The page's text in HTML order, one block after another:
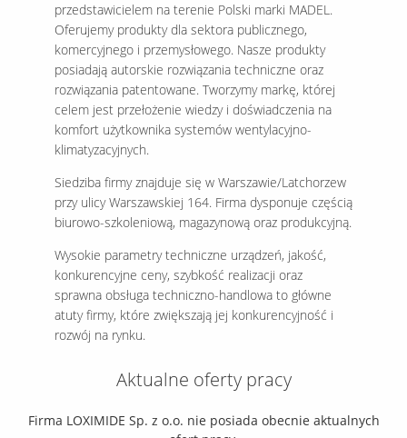
przedstawicielem na terenie Polski marki MADEL.
Oferujemy produkty dla sektora publicznego,
komercyjnego i przemysłowego. Nasze produkty
posiadają autorskie rozwiązania techniczne oraz
rozwiązania patentowane. Tworzymy markę, której
celem jest przełożenie wiedzy i doświadczenia na
komfort użytkownika systemów wentylacyjno-
klimatyzacyjnych.
Siedziba firmy znajduje się w Warszawie/Latchorzew
przy ulicy Warszawskiej 164. Firma dysponuje częścią
biurowo-szkoleniową, magazynową oraz produkcyjną.
Wysokie parametry techniczne urządzeń, jakość,
konkurencyjne ceny, szybkość realizacji oraz
sprawna obsługa techniczno-handlowa to główne
atuty firmy, które zwiększają jej konkurencyjność i
rozwój na rynku.
Aktualne oferty pracy
Firma LOXIMIDE Sp. z o.o. nie posiada obecnie aktualnych